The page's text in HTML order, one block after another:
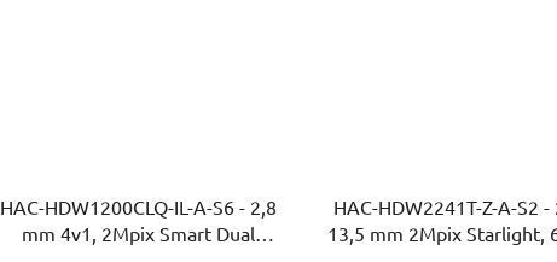
HAC-HDW1200CLQ-IL-A-S6 - 2,8
mm 4v1, 2Mpix Smart Dual
HAC-HDW2241T-Z-A-S2 -
13,5 mm 2Mpix Starlight,